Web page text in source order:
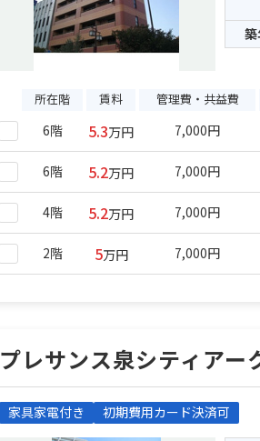
所在階 賃料 管理費・共益費
6階 5.3万円 7,000円
6階 5.2万円 7,000円
4階 5.2万円 7,000円
2階 5万円 7,000円
プレサンス泉シティアー
家具家電付き 初期費用カード決済可